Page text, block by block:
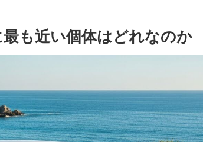
も近い個体はどれなのか